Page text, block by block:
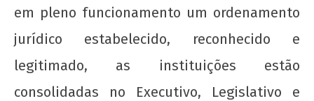
em pleno funcionamento um ordenamento
jurídico estabelecido, reconhecido e
legitimado, as instituições estão
consolidadas no Executivo, Legislativo e